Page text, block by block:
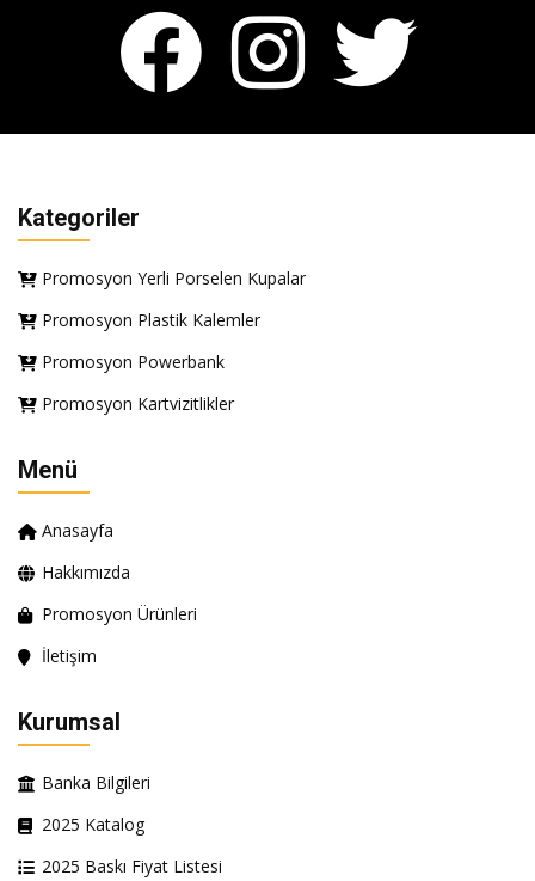
Kategoriler
Promosyon Yerli Porselen Kupalar
Promosyon Plastik Kalemler
Promosyon Powerbank
Promosyon Kartvizitlikler
Menü
Anasayfa
Hakkımızda
Promosyon Ürünleri
İletişim
Kurumsal
Banka Bilgileri
2025 Katalog
2025 Baskı Fiyat Listesi